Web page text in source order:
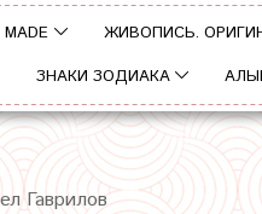
ЖИВОПИСЬ.
ЗНАКИ ЗОДИАКА
Гаврилов